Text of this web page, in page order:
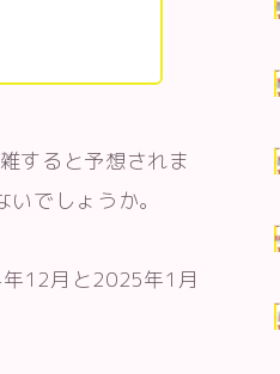
すると予想されま
でしょうか。
12月と2025年1月